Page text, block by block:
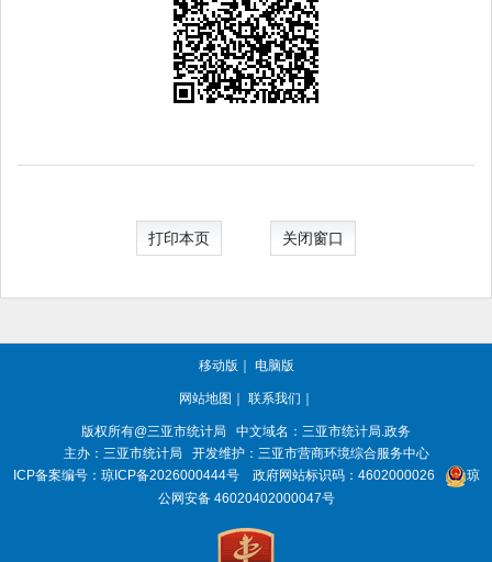
打印本页 关闭窗口
移动版 电脑版
网站地图 联系我们
版权所有@三亚市统计局
中文域名：三亚市统计局.政务
主办：三亚市统计局
开发维护：三亚市营商环境综合服务中心
ICP备案编号： 琼ICP备2026000444号 政府网站标识码： 4602000026
琼
公网安备 46020402000047号